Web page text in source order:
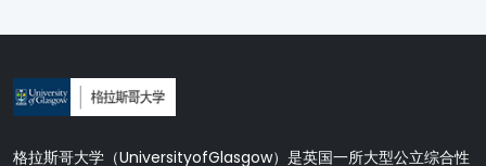
格拉斯哥大学（UniversityofGlasgow）是英国一所大型公立综合性